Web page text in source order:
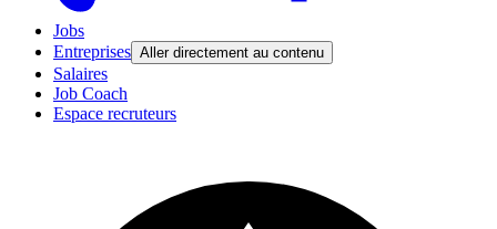
Jobs
Entreprises Aller directement au contenu
Salaires
Job Coach
Espace recruteurs